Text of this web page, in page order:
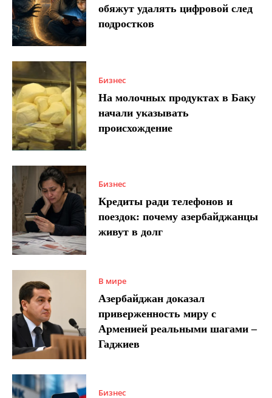
обяжут удалять цифровой след
подростков
Бизнес
На молочных продуктах в Баку
начали указывать
происхождение
Бизнес
Кредиты ради телефонов и
поездок: почему азербайджанцы
живут в долг
В мире
Азербайджан доказал
приверженность миру с
Арменией реальными шагами –
Гаджиев
Бизнес